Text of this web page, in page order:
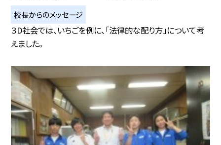
校長からのメッセージ
３D社会では、いちごを例に、「法律的な配り方」について考
えました。